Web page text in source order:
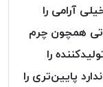
آرامی را
همچون چرم
را
پایین‌تری را